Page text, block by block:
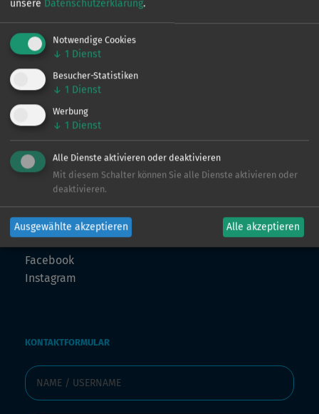
Ingo de Jonge
julian@angeln-in.de
Julius Planteur
technik@angeln-in.de
Facebook
Instagram
KONTAKTFORMULAR
unsere Datenschutzerklärung.
Notwendige Cookies
↓ 1 Dienst
Besucher-Statistiken
↓ 1 Dienst
Werbung
↓ 1 Dienst
Alle Dienste aktivieren oder deaktivieren
Mit diesem Schalter können Sie alle Dienste aktivieren oder
deaktivieren.
Ausgewählte akzeptieren Alle akzeptieren